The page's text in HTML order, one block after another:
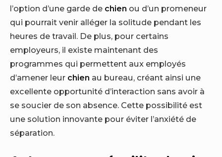
l’option d’une garde de chien ou d’un promeneur
qui pourrait venir alléger la solitude pendant les
heures de travail. De plus, pour certains
employeurs, il existe maintenant des
programmes qui permettent aux employés
d’amener leur chien au bureau, créant ainsi une
excellente opportunité d’interaction sans avoir à
se soucier de son absence. Cette possibilité est
une solution innovante pour éviter l’anxiété de
séparation.